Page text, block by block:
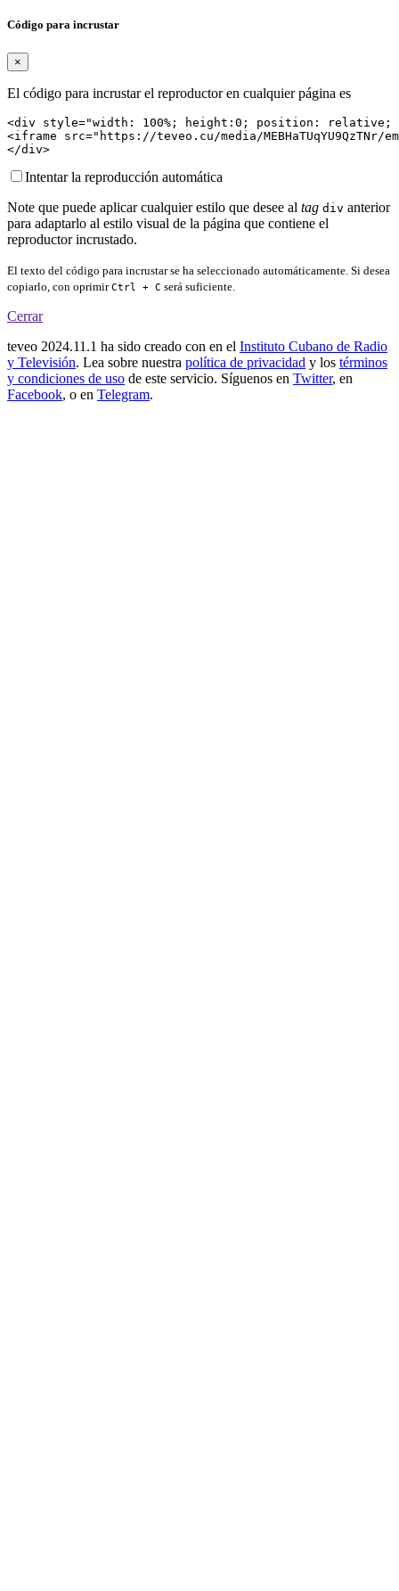
Código para incrustar
×
El código para incrustar el reproductor en cualquier página es
<div style="width: 100%; height:0; position: relative;
<iframe src="https://teveo.cu/media/
</div>
Intentar la reproducción automática
Note que puede aplicar cualquier estilo que desee al tag div anterior
para adaptarlo al estilo visual de la página que contiene el
reproductor incrustado.
El texto del código para incrustar se ha seleccionado automáticamente. Si desea
copiarlo, con oprimirCtrl + C será suficiente.
Cerrar
teveo 2024.11.1 ha sido creado con en el Instituto Cubano de Radio
y Televisión. Lea sobre nuestra política de privacidad y los términos
y condiciones de uso de este servicio. Síguenos en Twitter, en
Facebook, o en Telegram.